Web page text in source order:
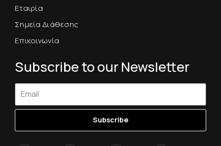
Εταιρία
Σημεία Διάθεσης
Επικοινωνία
Subscribe to our Newsletter
Subscribe